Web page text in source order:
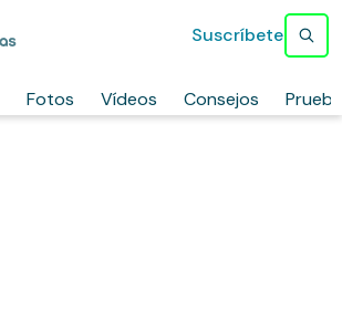
Fotos Vídeos Consejos
Suscríbete